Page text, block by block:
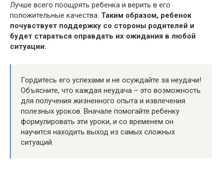
Лучше всего поощрять ребенка и верить в его
положительные качества. Таким образом, ребенок
почувствует поддержку со стороны родителей и
будет стараться оправдать их ожидания в любой
ситуации.
Гордитесь его успехами и не осуждайте за неудачи!
Объясните, что каждая неудача – это возможность
для получения жизненного опыта и извлечения
полезных уроков. Вначале помогайте ребенку
формулировать эти уроки, и со временем он
научится находить выход из самых сложных
ситуаций.